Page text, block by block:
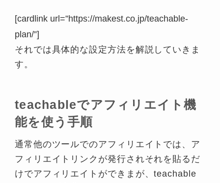
[cardlink url=”https://makest.co.jp/teachable-
plan/”]
それでは具体的な設定方法を解説していきま
す。
teachableでアフィリエイト機
能を使う手順
通常他のツールでのアフィリエイトでは、ア
フィリエイトリンクが発行されそれを貼るだ
けでアフィリエイトができまが、teachable